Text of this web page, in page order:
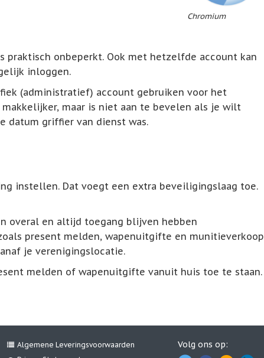
Chromium
onbeperkt. Ook met hetzelfde account kan
inloggen.
(administratief) account gebruiken voor het
maar is niet aan te bevelen als je wilt
datum griffier van dienst was.
instellen. Dat voegt een extra beveiligingslaag toe.
overal en altijd toegang blijven hebben
present melden, wapenuitgifte en munitieverkoop
je verenigingslocatie.
melden of wapenuitgifte vanuit huis toe te staan.
Algemene Leveringsvoorwaarden
Volg ons op: